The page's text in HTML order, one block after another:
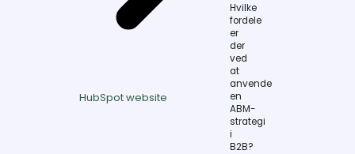
HubSpot website
Hvilke
fordele
er
der
ved
at
anvende
en
ABM-
strategi
i
B2B?